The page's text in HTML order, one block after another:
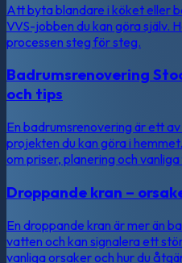
Att byta blandare i köket eller
VVS-jobben du kan göra själv.
processen steg för steg.
Badrumsrenovering
och tips
En badrumsrenovering är ett
projekten du kan göra i
om priser, planering och
Droppande kran –
En droppande kran är mer än
vatten och kan signalera ett
vanliga orsaker och hur du